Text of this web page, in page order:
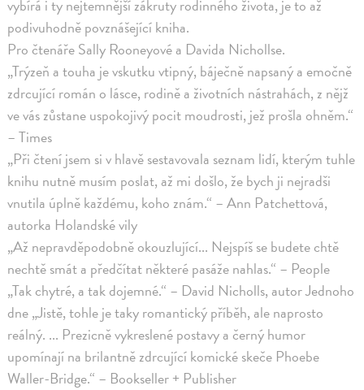
vybírá i ty nejtemnější zákruty rodinného života, je to až
podivuhodně povznášející kniha.
Pro čtenáře Sally Rooneyové a Davida Nichollse.
„Trýzeň a touha je vskutku vtipný, báječně napsaný a emočně
zdrcující román o lásce, rodině a životních nástrahách, z nějž
ve vás zůstane uspokojivý pocit moudrosti, jež prošla ohněm.“
– Times
„Při čtení jsem si v hlavě sestavovala seznam lidí, kterým tuhle
knihu nutně musím poslat, až mi došlo, že bych ji nejradši
vnutila úplně každému, koho znám.“ – Ann Patchettová,
autorka Holandské vily
„Až nepravděpodobně okouzlující... Nejspíš se budete chtě
nechtě smát a předčítat některé pasáže nahlas.“ – People
„Tak chytré, a tak dojemné.“ – David Nicholls, autor Jednoho
dne „Jistě, tohle je taky romantický příběh, ale naprosto
reálný. ... Prezicně vykreslené postavy a černý humor
upomínají na brilantně zdrcující komické skeče Phoebe
Waller-Bridge.“ – Bookseller + Publisher